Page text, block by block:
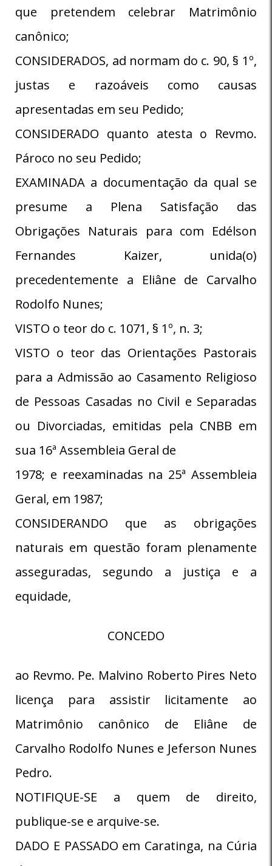
que pretendem celebrar Matrimônio
canônico;
CONSIDERADOS, ad normam do c. 90, § 1º,
justas e razoáveis como causas
apresentadas em seu Pedido;
CONSIDERADO quanto atesta o Revmo.
Pároco no seu Pedido;
EXAMINADA a documentação da qual se
presume a Plena Satisfação das
Obrigações Naturais para com Edélson
Fernandes Kaizer, unida(o)
precedentemente a Eliâne de Carvalho
Rodolfo Nunes;
VISTO o teor do c. 1071, § 1º, n. 3;
VISTO o teor das Orientações Pastorais
para a Admissão ao Casamento Religioso
de Pessoas Casadas no Civil e Separadas
ou Divorciadas, emitidas pela CNBB em
sua 16ª Assembleia Geral de
1978; e reexaminadas na 25ª Assembleia
Geral, em 1987;
CONSIDERANDO que as obrigações
naturais em questão foram plenamente
asseguradas, segundo a justiça e a
equidade,
CONCEDO
ao Revmo. Pe. Malvino Roberto Pires Neto
licença para assistir licitamente ao
Matrimônio canônico de Eliâne de
Carvalho Rodolfo Nunes e Jeferson Nunes
Pedro.
NOTIFIQUE-SE a quem de direito,
publique-se e arquive-se.
DADO E PASSADO em Caratinga, na Cúria